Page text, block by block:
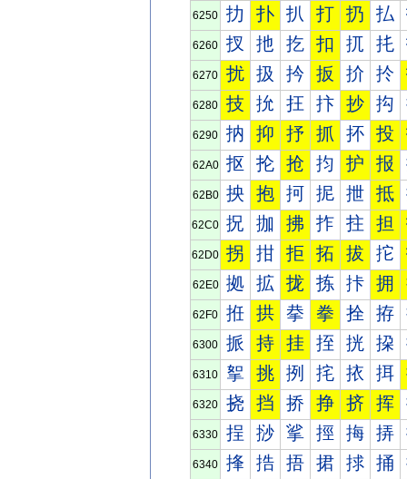
6250 扐 扑 扒 打 扔 払
6260 扠 扡 扢 扣 扤 扥
6270 扰 扱 扲 扳 扴 扵
6280 技 抁 抂 抃 抄 抅
6290 抐 抑 抒 抓 抔 投
62A0 抠 抡 抢 抣 护 报
62B0 抰 抱 抲 抳 抴 抵
62C0 拀 拁 拂 拃 拄 担
62D0 拐 拑 拒 拓 拔 拕
62E0 拠 拡 拢 拣 拤 拥
62F0 拰 拱 拲 拳 拴 拵
6300 挀 持 挂 挃 挄 挅
6310 挐 挑 挒 挓 挔 挕
6320 挠 挡 挢 挣 挤 挥
6330 挰 挱 挲 挳 挴 挵
6340 捀 捁 捂 捃 捄 捅